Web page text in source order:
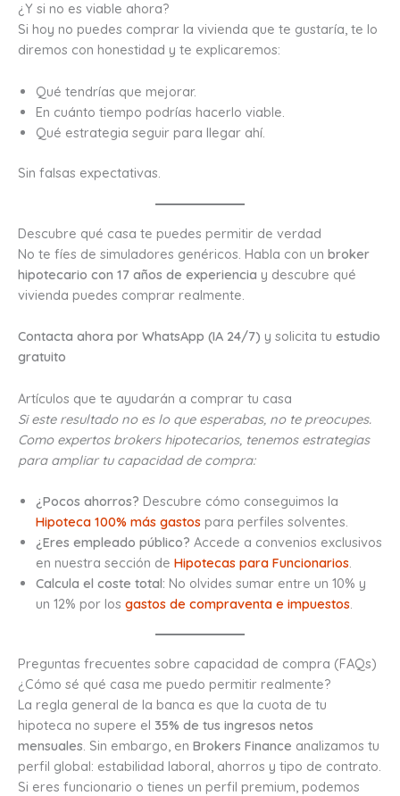
¿Y si no es viable ahora?
Si hoy no puedes comprar la vivienda que te gustaría, te lo
diremos con honestidad y te explicaremos:
Qué tendrías que mejorar.
En cuánto tiempo podrías hacerlo viable.
Qué estrategia seguir para llegar ahí.
Sin falsas expectativas.
Descubre qué casa te puedes permitir de verdad
No te fíes de simuladores genéricos. Habla con un broker
hipotecario con 17 años de experiencia y descubre qué
vivienda puedes comprar realmente.
Contacta ahora por WhatsApp (IA 24/7) y solicita tu estudio
gratuito
Artículos que te ayudarán a comprar tu casa
Si este resultado no es lo que esperabas, no te preocupes.
Como expertos brokers hipotecarios, tenemos estrategias
para ampliar tu capacidad de compra:
¿Pocos ahorros? Descubre cómo conseguimos la
Hipoteca 100% más gastos para perfiles solventes.
¿Eres empleado público? Accede a convenios exclusivos
en nuestra sección de Hipotecas para Funcionarios.
Calcula el coste total: No olvides sumar entre un 10% y
un 12% por los gastos de compraventa e impuestos.
Preguntas frecuentes sobre capacidad de compra (FAQs)
¿Cómo sé qué casa me puedo permitir realmente?
La regla general de la banca es que la cuota de tu
hipoteca no supere el 35% de tus ingresos netos
mensuales . Sin embargo, en Brokers Finance analizamos tu
perfil global: estabilidad laboral, ahorros y tipo de contrato.
Si eres funcionario o tienes un perfil premium, podemos